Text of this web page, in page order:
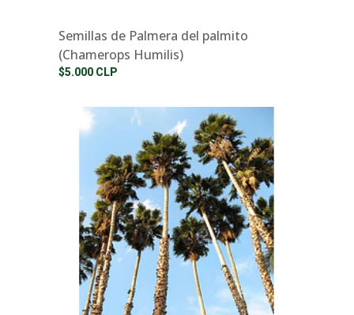
Semillas de Palmera del palmito
(Chamerops Humilis)
$5.000 CLP